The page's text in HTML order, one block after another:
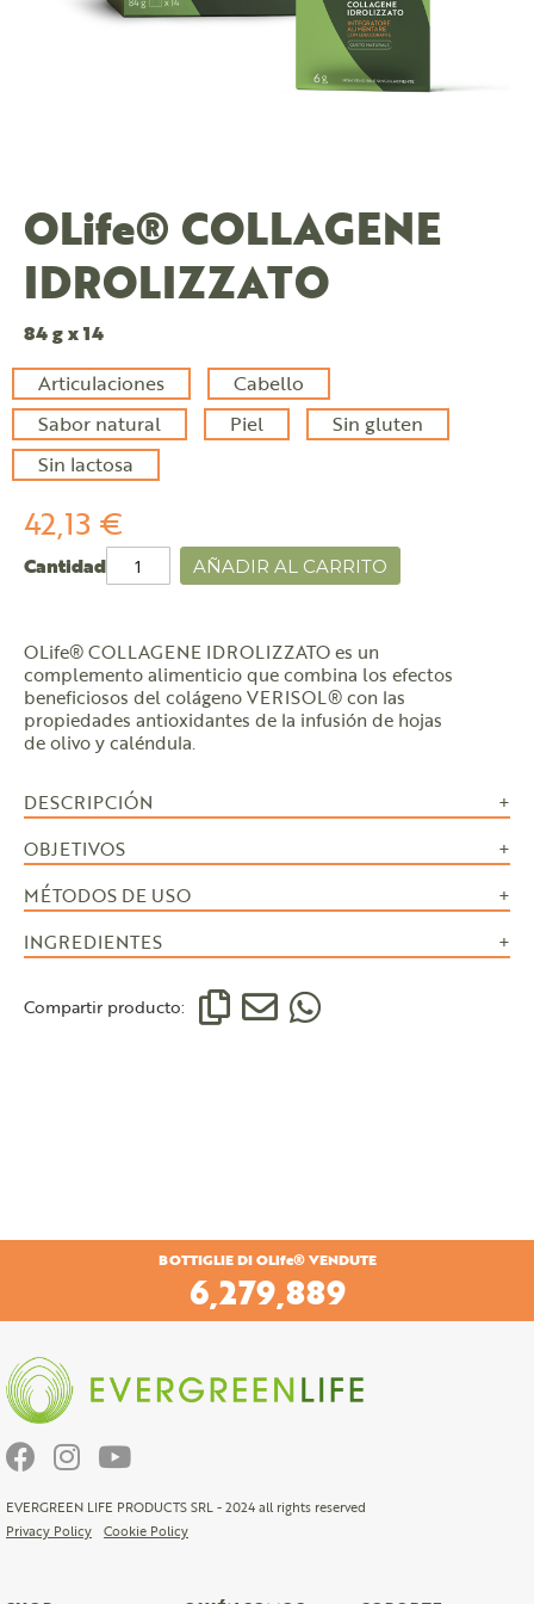
OLife® COLLAGENE
IDROLIZZATO
84 g x 14
Articulaciones
Cabello
Sabor natural
Piel
Sin gluten
Sin lactosa
42,13 €
Cantidad AÑADIR AL CARRITO
OLife® COLLAGENE IDROLIZZATO es un
complemento alimenticio que combina los efectos
beneficiosos del colágeno VERISOL® con las
propiedades antioxidantes de la infusión de hojas
de olivo y caléndula.
DESCRIPCIÓN
OBJETIVOS
MÉTODOS DE USO
INGREDIENTES
Compartir producto:
BOTTIGLIE DI OLife® VENDUTE
6,588,736
EVERGREEN LIFE PRODUCTS SRL - 2024 all rights reserved
Privacy Policy
Cookie Policy